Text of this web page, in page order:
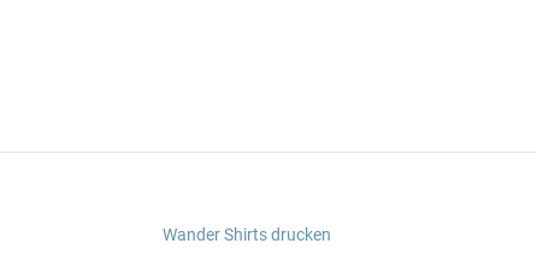
Wander Shirts drucken